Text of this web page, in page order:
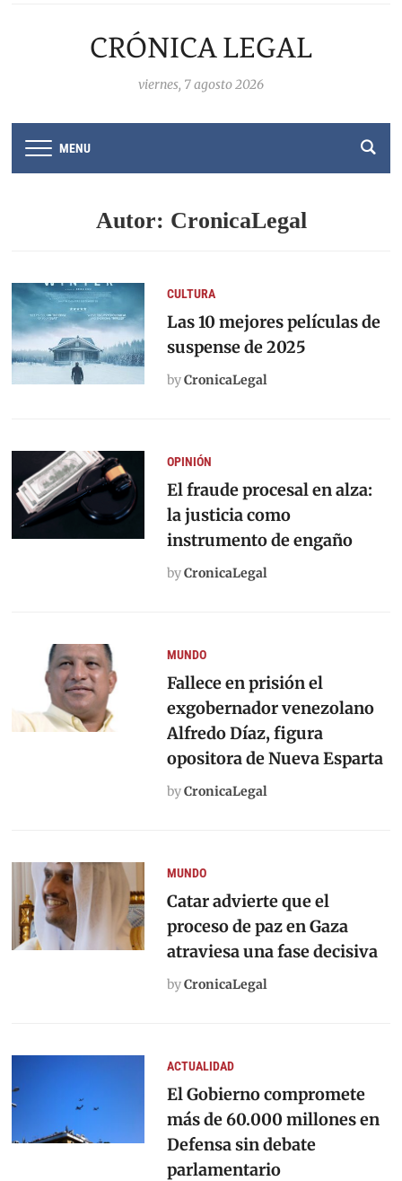
CRÓNICA LEGAL
viernes, 7 agosto 2026
MENU
Autor: CronicaLegal
CULTURA
Las 10 mejores películas de
suspense de 2025
byCronicaLegal
OPINIÓN
El fraude procesal en alza:
la justicia como
instrumento de engaño
byCronicaLegal
MUNDO
Fallece en prisión el
exgobernador venezolano
Alfredo Díaz, figura
opositora de Nueva Esparta
byCronicaLegal
MUNDO
Catar advierte que el
proceso de paz en Gaza
atraviesa una fase decisiva
byCronicaLegal
ACTUALIDAD
El Gobierno compromete
más de 60.000 millones en
Defensa sin debate
parlamentario